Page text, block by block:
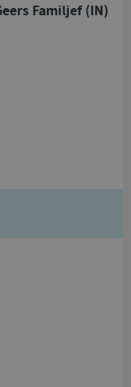
Familjef (IN)